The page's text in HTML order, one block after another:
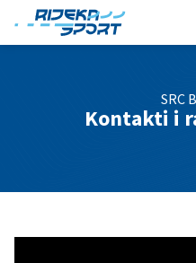
SRC
Kontakti i